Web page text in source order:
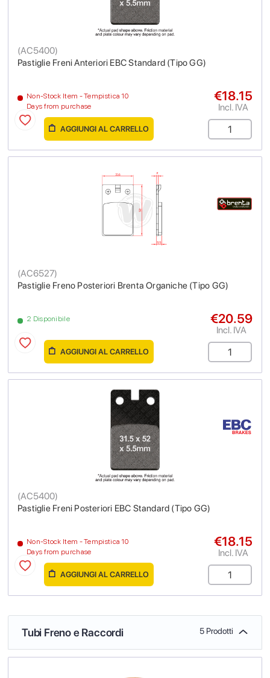
Pastiglie Freni Anteriori EBC Standard (Tipo GG)
(AC5400)
Non-Stock Item - Tempistica 10
Days from purchase
€18.15
Incl. IVA
AGGIUNGI AL CARRELLO
Pastiglie Freno Posteriori Brenta Organiche (Tipo GG)
(AC6527)
2 Disponibile €20.59
Incl. IVA
AGGIUNGI AL CARRELLO
Pastiglie Freni Posteriori EBC Standard (Tipo GG)
(AC5400)
Non-Stock Item - Tempistica 10
Days from purchase
€18.15
Incl. IVA
AGGIUNGI AL CARRELLO
Tubi Freno e Raccordi 5 Prodotti